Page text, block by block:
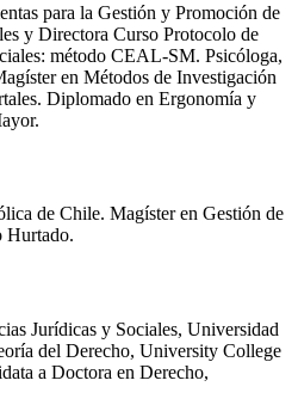
para la Gestión y Promoción de
y Directora Curso Protocolo de
método CEAL-SM. Psicóloga,
en Métodos de Investigación
Diplomado en Ergonomía y
de Chile. Magíster en Gestión de
Hurtado.
Jurídicas y Sociales, Universidad
del Derecho, University College
a Doctora en Derecho,